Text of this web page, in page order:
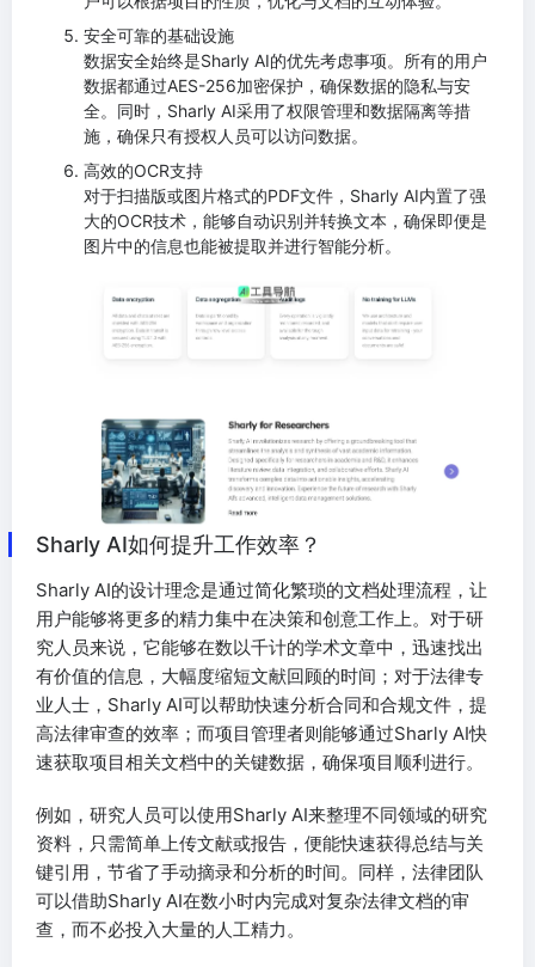
安全可靠的基础设施
数据安全始终是Sharly AI的优先考虑事项。所有的用户
数据都通过AES-256加密保护，确保数据的隐私与安
全。同时，Sharly AI采用了权限管理和数据隔离等措
施，确保只有授权人员可以访问数据。
高效的OCR支持
对于扫描版或图片格式的PDF文件，Sharly AI内置了强
大的OCR技术，能够自动识别并转换文本，确保即便是
图片中的信息也能被提取并进行智能分析。
Sharly AI如何提升工作效率？
Sharly AI的设计理念是通过简化繁琐的文档处理流程，让
用户能够将更多的精力集中在决策和创意工作上。对于研
究人员来说，它能够在数以千计的学术文章中，迅速找出
有价值的信息，大幅度缩短文献回顾的时间；对于法律专
业人士，Sharly AI可以帮助快速分析合同和合规文件，提
高法律审查的效率；而项目管理者则能够通过Sharly AI快
速获取项目相关文档中的关键数据，确保项目顺利进行。
例如，研究人员可以使用Sharly AI来整理不同领域的研究
资料，只需简单上传文献或报告，便能快速获得总结与关
键引用，节省了手动摘录和分析的时间。同样，法律团队
可以借助Sharly AI在数小时内完成对复杂法律文档的审
查，而不必投入大量的人工精力。